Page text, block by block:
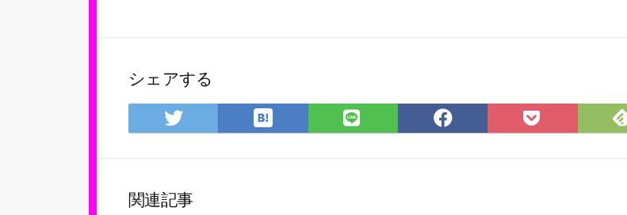
シェアする
Twitter
で
ア
は
て
LINE
で
Facebook
で
Pocket
に
関連記事